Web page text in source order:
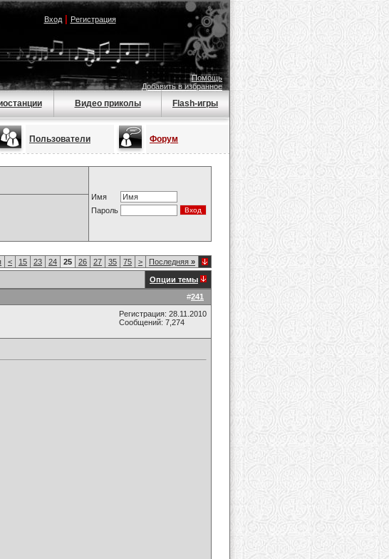
Вход| Регистрация
Помощь
Добавить в избранное
Видео приколы Flash-игры
Пользователи Форум
Имя
Пароль
< 15 23 24 25 26 27 35 75 > Последняя »
Опции темы
#241
Регистрация: 28.11.2010
Сообщений: 7,274